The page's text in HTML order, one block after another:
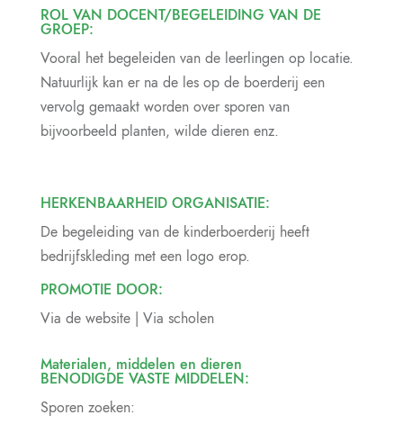
ROL VAN DOCENT/BEGELEIDING VAN DE
GROEP:
Vooral het begeleiden van de leerlingen op locatie.
Natuurlijk kan er na de les op de boerderij een
vervolg gemaakt worden over sporen van
bijvoorbeeld planten, wilde dieren enz.
HERKENBAARHEID ORGANISATIE:
De begeleiding van de kinderboerderij heeft
bedrijfskleding met een logo erop.
PROMOTIE DOOR:
Via de website | Via scholen
Materialen, middelen en dieren
BENODIGDE VASTE MIDDELEN:
Sporen zoeken: